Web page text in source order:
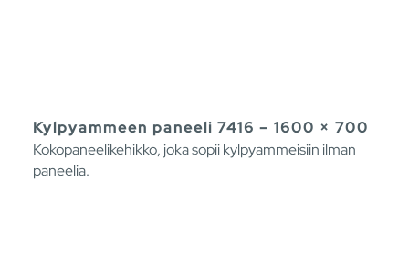
Kylpyammeen paneeli 7416 – 1600 × 700
Kokopaneelikehikko, joka sopii kylpyammeisiin ilman
paneelia.